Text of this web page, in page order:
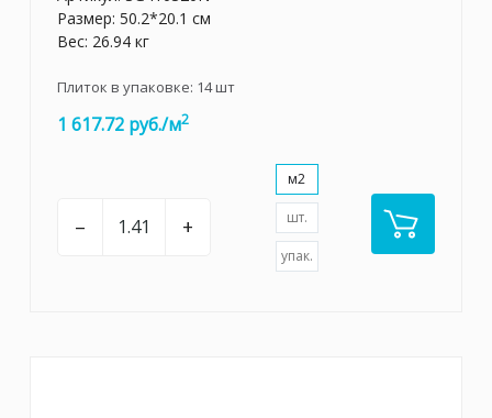
Размер: 50.2*20.1 см
Вес: 26.94 кг
Плиток в упаковке: 14шт
1 617.72 руб./м2
– +
м2
шт.
упак.